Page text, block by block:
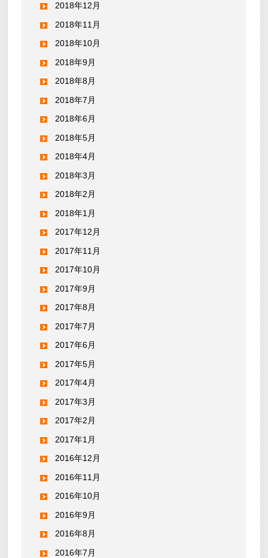
2018年12月
2018年11月
2018年10月
2018年9月
2018年8月
2018年7月
2018年6月
2018年5月
2018年4月
2018年3月
2018年2月
2018年1月
2017年12月
2017年11月
2017年10月
2017年9月
2017年8月
2017年7月
2017年6月
2017年5月
2017年4月
2017年3月
2017年2月
2017年1月
2016年12月
2016年11月
2016年10月
2016年9月
2016年8月
2016年7月